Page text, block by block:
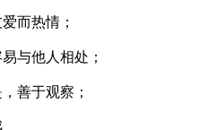
而热情；
与他人相处；
善于观察；